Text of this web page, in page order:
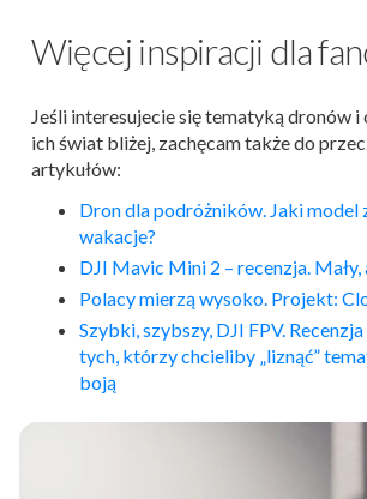
Więcej inspiracji dla
Jeśli interesujecie się tematyką dronów i
ich świat bliżej, zachęcam także do
artykułów:
Drondla podróżników. Jaki model
wakacje?
DJI Mavic Mini 2 – recenzja.
Polacy mierzą wysoko. Projekt:
Szybki, szybszy, DJI FPV. Recenzja
tych, którzy chcieliby „liznąć”
boją